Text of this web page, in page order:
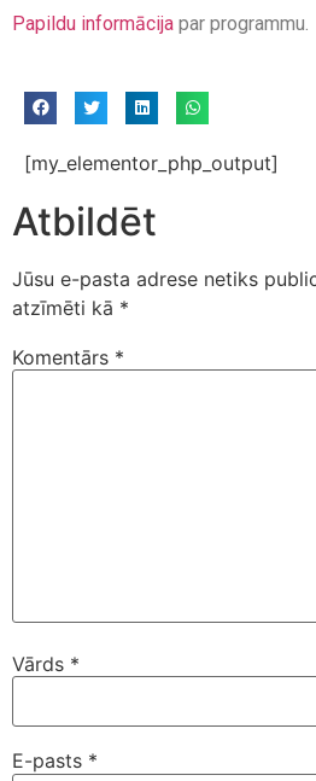
Papildu informācija par programmu.
[my_elementor_php_output]
Atbildēt
Jūsu e-pasta adrese netiks
atzīmēti kā *
Komentārs *
Vārds *
E-pasts *